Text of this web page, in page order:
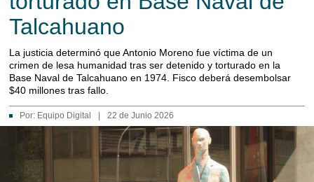
Talcahuano
La justicia determinó que Antonio Moreno fue víctima de un
crimen de lesa humanidad tras ser detenido y torturado en la
Base Naval de Talcahuano en 1974. Fisco deberá desembolsar
$40 millones tras fallo.
Por: Equipo Digital 22 de Junio 2026